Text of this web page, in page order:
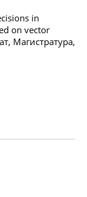
in
on vector
Магистратура,